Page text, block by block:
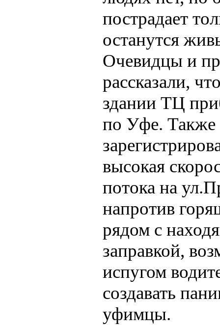
пострадает
останутся
Очевидцы и
рассказали,
здании ТЦ
по Уфе. Также
высокая
потока на
напротив
рядом с
заправкой,
испугом
создавать
уфимцы.